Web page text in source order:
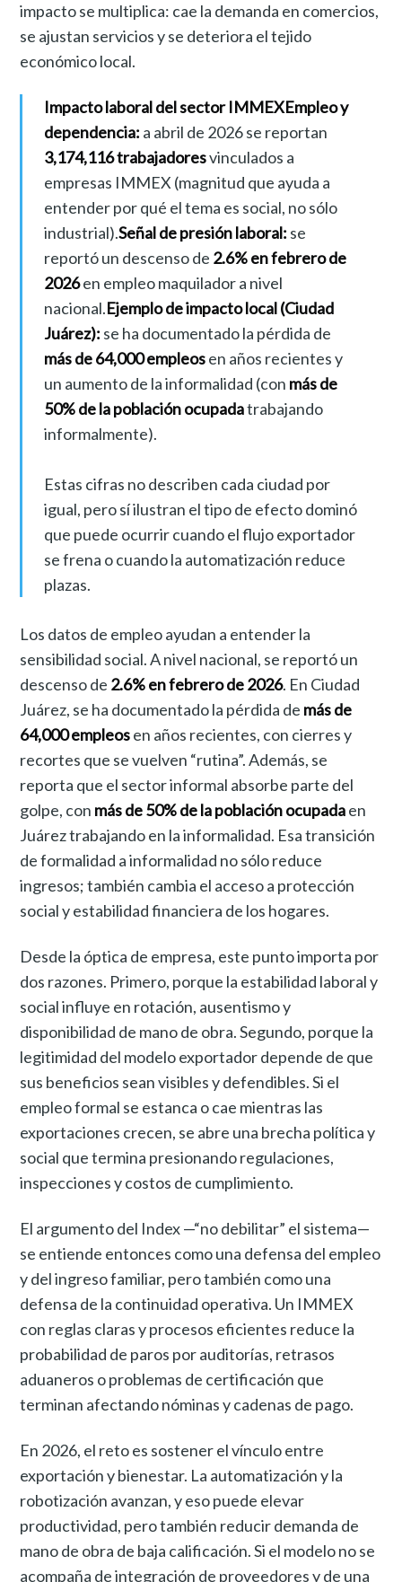
impacto se multiplica: cae la demanda en comercios,
se ajustan servicios y se deteriora el tejido
económico local.
Impacto laboral del sector IMMEXEmpleo y
dependencia: a abril de 2026 se reportan
3,174,116 trabajadoresvinculados a
empresas IMMEX (magnitud que ayuda a
entender por qué el tema es social, no sólo
industrial).Señal de presión laboral: se
reportó un descenso de 2.6% en febrero de
2026en empleo maquilador a nivel
nacional.Ejemplo de impacto local (Ciudad
Juárez): se ha documentado la pérdida de
más de 64,000 empleosen años recientes y
un aumento de la informalidad (con más de
50% de la población ocupadatrabajando
informalmente).
Estas cifras no describen cada ciudad por
igual, pero sí ilustran el tipo de efecto dominó
que puede ocurrir cuando el flujo exportador
se frena o cuando la automatización reduce
plazas.
Los datos de empleo ayudan a entender la
sensibilidad social. A nivel nacional, se reportó un
descenso de 2.6% en febrero de 2026. En Ciudad
Juárez, se ha documentado la pérdida de más de
64,000 empleosen años recientes, con cierres y
recortes que se vuelven “rutina”. Además, se
reporta que el sector informal absorbe parte del
golpe, con más de 50% de la población ocupadaen
Juárez trabajando en la informalidad. Esa transición
de formalidad a informalidad no sólo reduce
ingresos; también cambia el acceso a protección
social y estabilidad financiera de los hogares.
Desde la óptica de empresa, este punto importa por
dos razones. Primero, porque la estabilidad laboral y
social influye en rotación, ausentismo y
disponibilidad de mano de obra. Segundo, porque la
legitimidad del modelo exportador depende de que
sus beneficios sean visibles y defendibles. Si el
empleo formal se estanca o cae mientras las
exportaciones crecen, se abre una brecha política y
social que termina presionando regulaciones,
inspecciones y costos de cumplimiento.
El argumento del Index —“no debilitar” el sistema—
se entiende entonces como una defensa del empleo
y del ingreso familiar, pero también como una
defensa de la continuidad operativa. Un IMMEX
con reglas claras y procesos eficientes reduce la
probabilidad de paros por auditorías, retrasos
aduaneros o problemas de certificación que
terminan afectando nóminas y cadenas de pago.
En 2026, el reto es sostener el vínculo entre
exportación y bienestar. La automatización y la
robotización avanzan, y eso puede elevar
productividad, pero también reducir demanda de
mano de obra de baja calificación. Si el modelo no se
acompaña de integración de proveedores y de una